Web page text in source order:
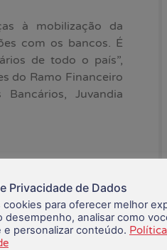
à mobilização da
com os bancos. É
de todo o país”,
do Ramo Financeiro
Juvandia
Privacidade de Dados
cookies para oferecer melhor
desempenho, analisar como
e personalizar conteúdo.